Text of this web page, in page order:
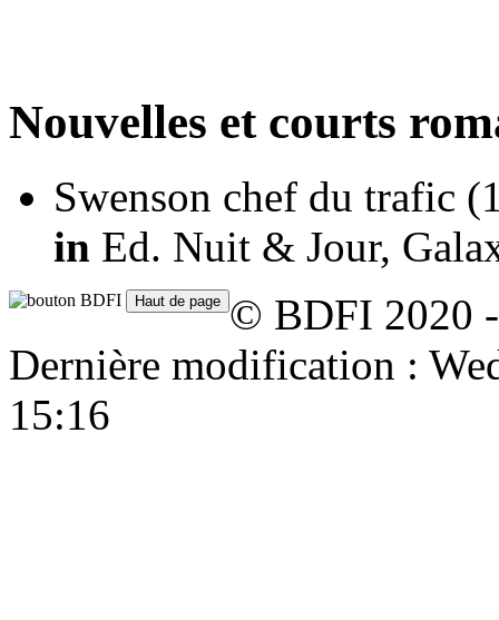
Nouvelles et courts
Swenson chef du trafic
in Ed. Nuit & Jour,
© BDFI 2020
Dernière modification :
15:16